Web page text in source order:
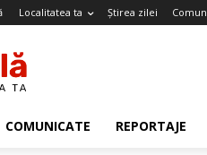
Localitatea ta Știrea zilei
COMUNICATE REPORTAJE